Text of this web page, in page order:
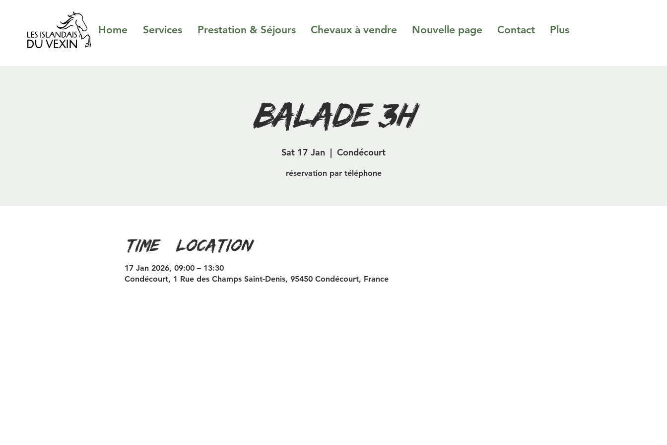
Home Services Prestation & Séjours Chevaux à vendre Nouvelle page Contact Plus
Balade 3h
Sat 17 Jan
  |
Condécourt
réservation par téléphone
Time & Location
17 Jan 2026, 09:00 – 13:30
Condécourt, 1 Rue des Champs Saint-Denis, 95450 Condécourt, France